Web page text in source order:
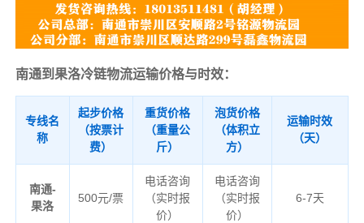
南通到果洛冷链物流运输价格与时效：
专线名
称
起步价格
（按票计
费）
重货价格
（重量公
斤）
泡货价格
（体积立
方）
运输时效
（天）
南通-
果洛
500元/票
电话咨询
（实时报
价）
电话咨询
（实时报
价）
6-7天